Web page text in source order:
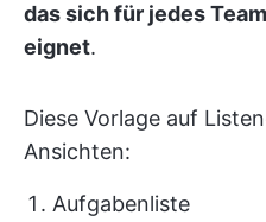
das sich für jedes
eignet.
Diese Vorlage auf
Ansichten:
Aufgabenliste